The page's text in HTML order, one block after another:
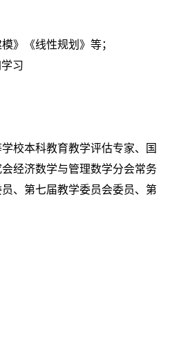
》《线性规划》等；
习
校本科教育教学评估专家、国
经济数学与管理数学分会常务
、第七届教学委员会委员、第